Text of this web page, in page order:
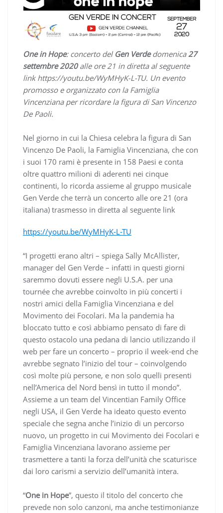
One in Hope: concerto del Gen Verdedomenica27
settembre 2020alle ore 21 in diretta al seguente
link https://youtu.be/WyMHyK-L-TU. Un evento
promosso e organizzato con la Famiglia
Vincenziana per ricordare la figura di San Vincenzo
De Paoli.
Nel giorno in cui la Chiesa celebra la figura di San
Vincenzo De Paoli, la Famiglia Vincenziana, che con
i suoi 170 rami è presente in 158 Paesi e conta
oltre quattro milioni di aderenti nei cinque
continenti, lo ricorda assieme al gruppo musicale
Gen Verde che terrà un concerto alle ore 21 (ora
italiana) trasmesso in diretta al seguente link
https://youtu.be/WyMHyK-L-TU
“I progetti erano altri – spiega Sally McAllister,
manager del Gen Verde – infatti in questi giorni
saremmo dovuti essere negli U.S.A. per una
tournée che avrebbe coinvolto in più concerti i
nostri amici della Famiglia Vincenziana e del
Movimento dei Focolari. Ma la pandemia ha
bloccato tutto e così abbiamo pensato di fare di
questo ostacolo una pedana di lancio utilizzando il
web per fare un concerto – proprio il week-end che
avrebbe segnato l’inizio del tour – coinvolgendo
così molte più persone, e non solo quelli presenti
nell’America del Nord bensì in tutto il mondo”.
Assieme a un team del Vincentian Family Office
negli USA, il Gen Verde ha ideato questo evento
speciale che segna anche l’inizio di un percorso
nuovo, un progetto in cui Movimento dei Focolari e
Famiglia Vincenziana lavorano assieme per
trasmettere a tanti la forza dell’unità che scaturisce
dai loro carismi a servizio dell’umanità intera.
“One in Hope”, questo il titolo del concerto che
prevede non solo canzoni, ma anche testimonianze